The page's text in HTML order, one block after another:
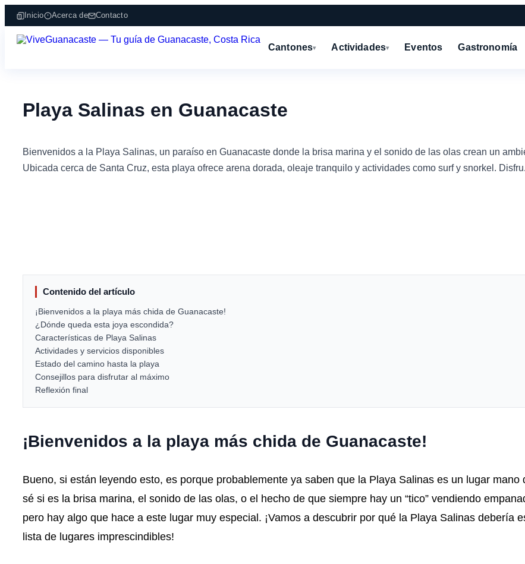
Inicio Acerca de Contacto
Cantones▾ Actividades▾ Eventos Gastronomía
Playa Salinas en Guanacaste
Bienvenidos a la Playa Salinas, un paraíso en Guanacaste donde la brisa marina y el sonido de las olas crean un
Ubicada cerca de Santa Cruz, esta playa ofrece arena dorada, oleaje tranquilo y actividades como surf y snorkel.
Contenido del artículo
¡Bienvenidos a la playa más chida de Guanacaste!
¿Dónde queda esta joya escondida?
Características de Playa Salinas
Actividades y servicios disponibles
Estado del camino hasta la playa
Consejillos para disfrutar al máximo
Reflexión final
¡Bienvenidos a la playa más chida de Guanacaste!
Bueno, si están leyendo esto, es porque probablemente ya saben que la Playa Salinas es un lugar mano
sé si es la brisa marina, el sonido de las olas, o el hecho de que siempre hay un “tico” vendiendo
pero hay algo que hace a este lugar muy especial. ¡Vamos a descubrir por qué la Playa Salinas debería
lista de lugares imprescindibles!